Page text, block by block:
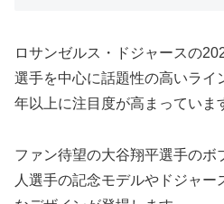
ロサンゼルス・ドジャースの
選手を中心に話題性の高いライ
年以上に注目度が高まっていま
ファン待望の大谷翔平選手のボ
人選手の記念モデルやドジャ